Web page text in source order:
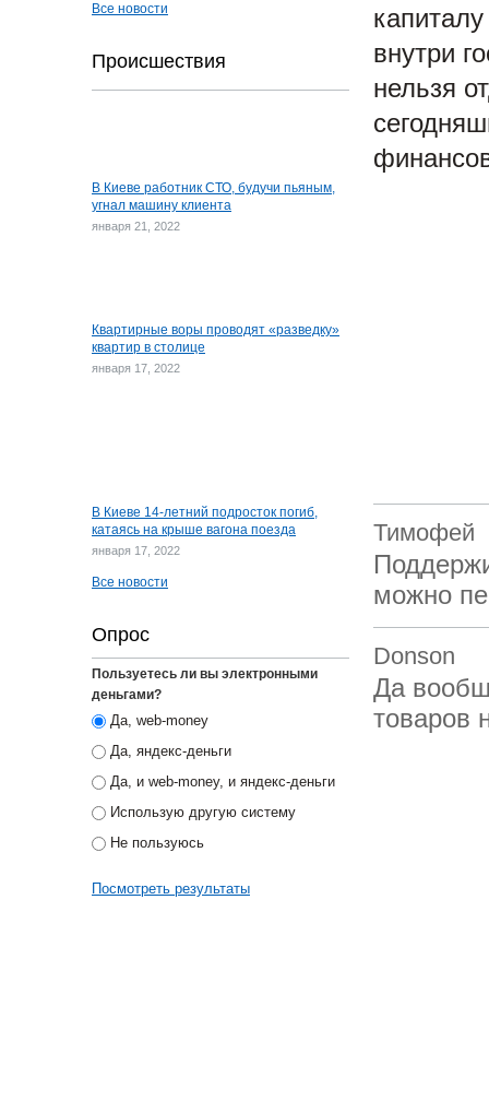
Все новости
Происшествия
В Киеве работник СТО, будучи пьяным,
угнал машину клиента
января 21, 2022
Квартирные воры проводят «разведку»
квартир в столице
января 17, 2022
В Киеве 14-летний подросток погиб,
катаясь на крыше вагона поезда
января 17, 2022
Все новости
Опрос
Пользуетесь ли вы электронными
деньгами?
Да, web-money
Да, яндекс-деньги
Да, и web-money, и яндекс-деньги
Использую другую систему
Не пользуюсь
Посмотреть результаты
внутри
нельзя
Тимофей
можно
Donson
Да
товаров